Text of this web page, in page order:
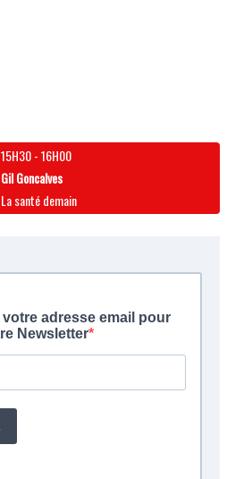
15H30-16H00
Gil Goncalves
La santé demain